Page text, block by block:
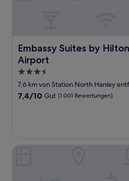
Embassy Suites by
Airport
Embassy Suites by Hilton St.
3.5-
Sterne-
Unterkunft
7,6 km von Station North Hanley
7.4
7,4/10 Gut (1.001 Bewertungen)
La Quinta Inn & Suites by